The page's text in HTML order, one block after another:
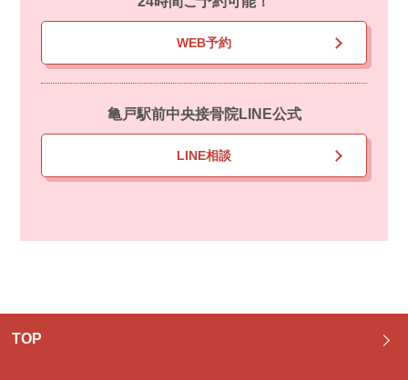
WEB予約
亀戸駅前中央接骨院LINE公式
LINE相談
TOP